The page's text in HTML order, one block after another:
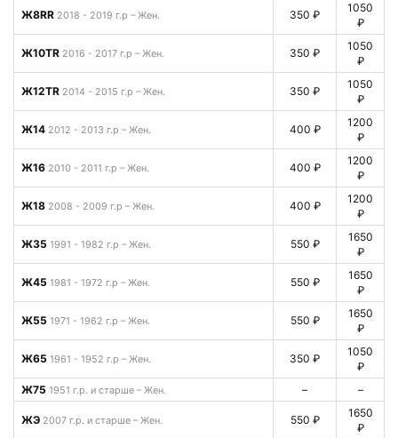
Ж8RR 2018 - 2019 г.р – Жен. 350 ₽
1050
₽
Ж10TR 2016 - 2017 г.р – Жен. 350 ₽
1050
₽
Ж12TR 2014 - 2015 г.р – Жен. 350 ₽
1050
₽
Ж14 2012 - 2013 г.р – Жен. 400 ₽
1200
₽
Ж16 2010 - 2011 г.р – Жен. 400 ₽
1200
₽
Ж18 2008 - 2009 г.р – Жен. 400 ₽
1200
₽
Ж35 1991 - 1982 г.р – Жен. 550 ₽
1650
₽
Ж45 1981 - 1972 г.р – Жен. 550 ₽
1650
₽
Ж55 1971 - 1962 г.р – Жен. 550 ₽
1650
₽
Ж65 1961 - 1952 г.р – Жен. 350 ₽
1050
₽
Ж75 1951 г.р. и старше – Жен. – –
ЖЭ 2007 г.р. и старше – Жен. 550 ₽
1650
₽